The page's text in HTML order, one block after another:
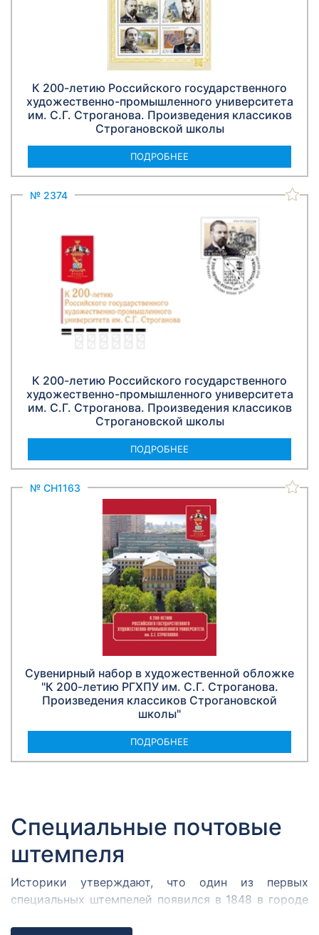
К 200-летию Российского государственного
художественно-промышленного университета
им. С.Г. Строганова. Произведения классиков
Строгановской школы
ПОДРОБНЕЕ
№ 2374
К 200-летию Российского государственного
художественно-промышленного университета
им. С.Г. Строганова. Произведения классиков
Строгановской школы
ПОДРОБНЕЕ
№ СН1163
Сувенирный набор в художественной обложке
"К 200-летию РГХПУ им. С.Г. Строганова.
Произведения классиков Строгановской
школы"
ПОДРОБНЕЕ
Специальные почтовые
штемпеля
Историки утверждают, что один из первых
специальных штемпелей появился в 1848 в городе